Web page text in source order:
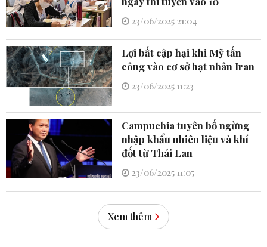
23/06/2025 21:04
Lợi bất cập hại khi Mỹ tấn
công vào cơ sở hạt nhân Iran
23/06/2025 11:23
Campuchia tuyên bố ngừng
nhập khẩu nhiên liệu và khí
đốt từ Thái Lan
23/06/2025 11:05
Xem thêm